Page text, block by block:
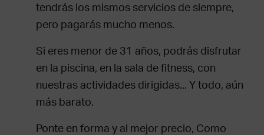
tendrás los mismos servicios de siempre,
pero pagarás mucho menos.
Si eres menor de 31 años, podrás disfrutar
en la piscina, en la sala de fitness, con
nuestras actividades dirigidas... Y todo, aún
más barato.
Ponte en forma y al mejor precio, Como